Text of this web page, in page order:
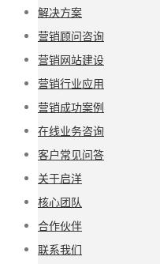
解决方案
营销顾问咨询
营销网站建设
营销行业应用
营销成功案例
在线业务咨询
客户常见问答
关于启洋
核心团队
合作伙伴
联系我们